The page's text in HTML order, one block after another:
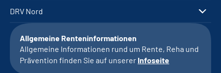
DRV Nord
Allgemeine Renteninformationen
Allgemeine Informationen rund um Rente, Reha und
Prävention finden Sie auf unserer Infoseite